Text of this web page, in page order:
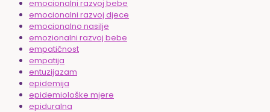
emocionalni razvoj bebe
emocionalni razvoj djece
emocionalno nasilje
emozionalni razvoj bebe
empatičnost
empatija
entuzijazam
epidemija
epidemiološke mjere
epiduralna